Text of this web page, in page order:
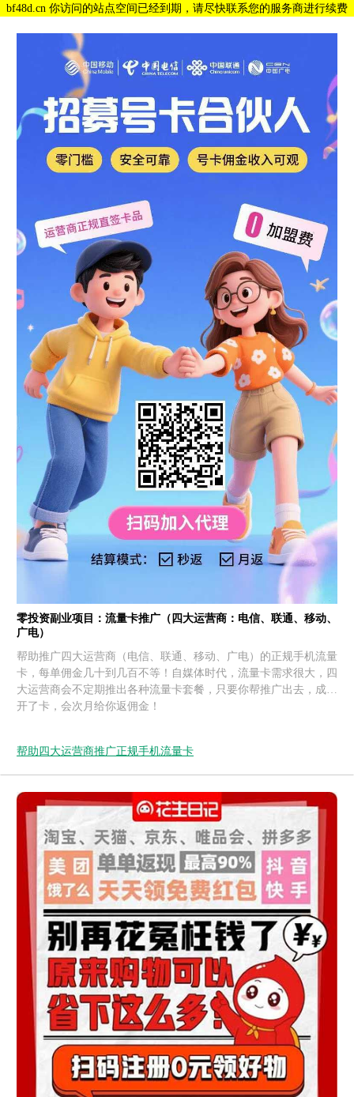
bf48d.cn 你访问的站点空间已经到期，请尽快联系您的服务商进行续费
零投资副业项目：流量卡推广（四大运营商：电信、联通、移动、
广电）
帮助推广四大运营商（电信、联通、移动、广电）的正规手机流量
卡，每单佣金几十到几百不等！自媒体时代，流量卡需求很大，四
大运营商会不定期推出各种流量卡套餐，只要你帮推广出去，成功
开了卡，会次月给你返佣金！
帮助四大运营商推广正规手机流量卡